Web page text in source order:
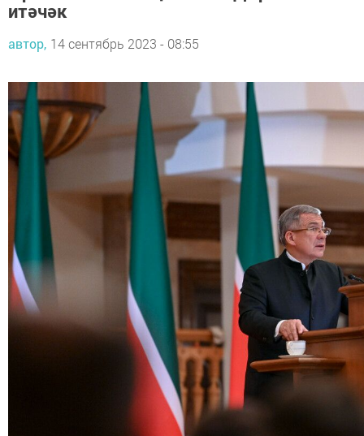
итәчәк
автор, 14 сентябрь 2023 - 08:55